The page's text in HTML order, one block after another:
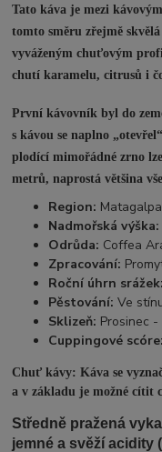
Tato káva je mezi
tomto směru zřejmě
vyváženým chuťovým
chutí karamelu, citrusů i
První kávovník byl do
s kávou se naplno
plodící mimořádné zrno
metrů, naprostá většina
Region:
Nadmořská výška:
Odrůda: Coffea
Zpracování:
Roční úhrn srážek:
Pěstování: Ve
Sklizeň: Prosinec
Cuppingové scóre:
Chuť kávy: Káva se
a v základu je možné cítit
Středně pražená
jemné a svěží acidity